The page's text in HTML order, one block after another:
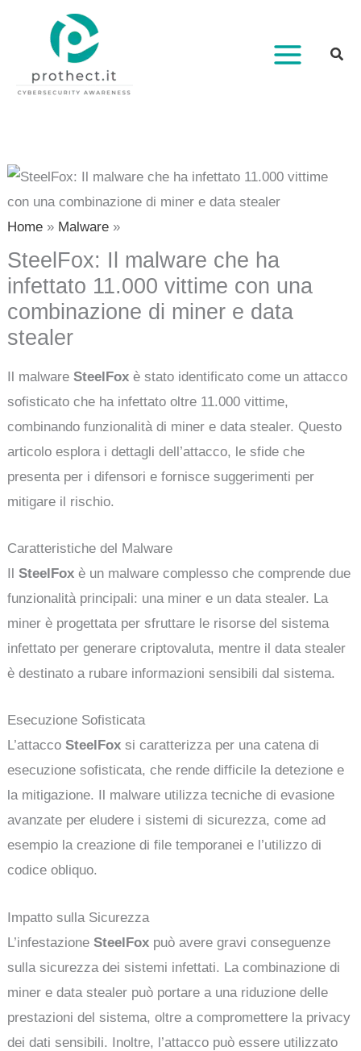
contenuto
Home Malware
SteelFox: Il malware che ha
infettato 11.000 vittime con una
combinazione di miner e data
stealer
Il malwareSteelFox è stato identificato come un attacco
sofisticato che ha infettato oltre 11.000 vittime,
combinando funzionalità di miner e data stealer. Questo
articolo esplora i dettagli dell’attacco, le sfide che
presenta per i difensori e fornisce suggerimenti per
mitigare il rischio.
Caratteristiche del Malware
IlSteelFox è un malware complesso che comprende due
funzionalità principali: una miner e un data stealer. La
miner è progettata per sfruttare le risorse del sistema
infettato per generare criptovaluta, mentre il data stealer
è destinato a rubare informazioni sensibili dal sistema.
Esecuzione Sofisticata
L’attaccoSteelFox si caratterizza per una catena di
esecuzione sofisticata, che rende difficile la detezione e
la mitigazione. Il malware utilizza tecniche di evasione
avanzate per eludere i sistemi di sicurezza, come ad
esempio la creazione di file temporanei e l’utilizzo di
codice obliquo.
Impatto sulla Sicurezza
L’infestazioneSteelFox può avere gravi conseguenze
sulla sicurezza dei sistemi infettati. La combinazione di
miner e data stealer può portare a una riduzione delle
prestazioni del sistema, oltre a compromettere la privacy
dei dati sensibili. Inoltre, l’attacco può essere utilizzato